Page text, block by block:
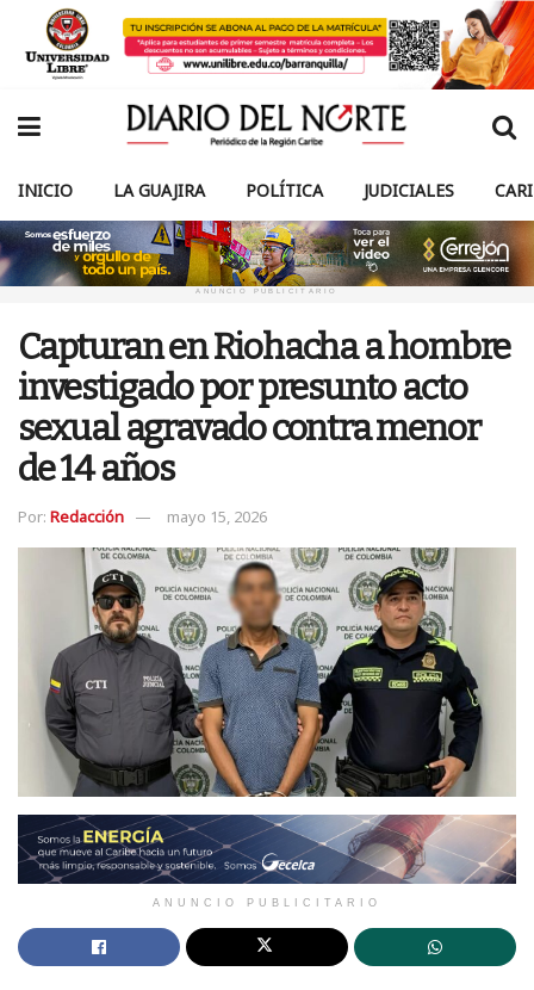
INICIO LA GUAJIRA POLÍTICA JUDICIALES
ANUNCIO PUBLICITARIO
Capturan en Riohacha a hombre
investigado por presunto acto
sexual agravado contra menor
de 14 años
Por: Redacción mayo 15, 2026
ANUNCIO PUBLICITARIO